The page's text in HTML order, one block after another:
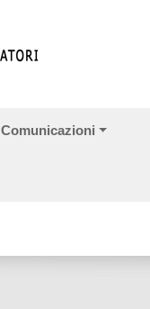
Comunicazioni